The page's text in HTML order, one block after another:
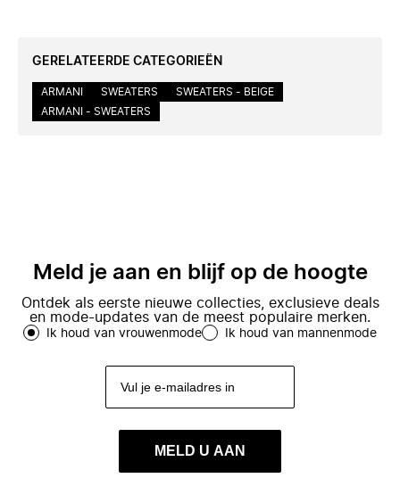
GERELATEERDE CATEGORIEËN
ARMANI SWEATERS
SWEATERS - BEIGE
ARMANI - SWEATERS
Meld je aan en blijf op de hoogte
Ontdek als eerste nieuwe collecties, exclusieve deals
en mode-updates van de meest populaire merken.
Ik houd van vrouwenmode Ik houd van mannenmode
MELD U AAN